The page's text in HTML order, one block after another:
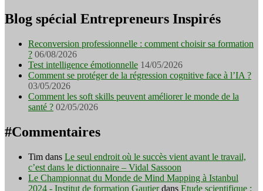
Blog spécial Entrepreneurs Inspirés
Reconversion professionnelle : comment choisir sa formation
? 06/08/2026
Test intelligence émotionnelle 14/05/2026
Comment se protéger de la régression cognitive face à l’IA ?
03/05/2026
Comment les soft skills peuvent améliorer le monde de la
santé ? 02/05/2026
#Commentaires
Tim dans Le seul endroit où le succès vient avant le travail,
c’est dans le dictionnaire – Vidal Sassoon
Le Championnat du Monde de Mind Mapping à Istanbul
2024 - Institut de formation Gautierdans Etude scientifique :